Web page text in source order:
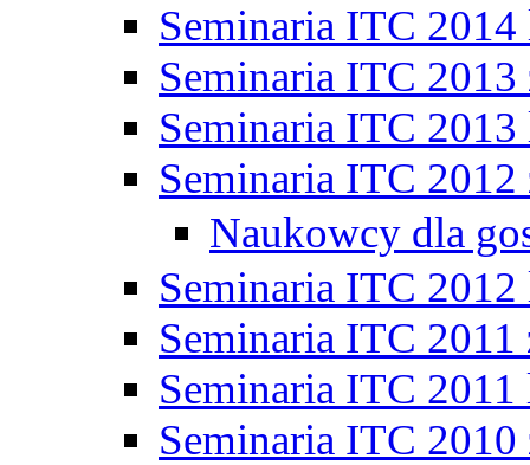
Seminaria ITC 2014
Seminaria ITC 2013
Seminaria ITC 2013
Seminaria ITC 2012
Naukowcy dla
Seminaria ITC 2012
Seminaria ITC 2011
Seminaria ITC 2011
Seminaria ITC 2010